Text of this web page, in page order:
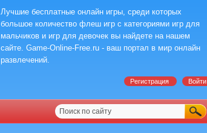
Лучшие бесплатные онлайн игры, среди которых
большое количество флеш игр с категориями игр для
мальчиков и игр для девочек вы найдете на нашем
сайте. Game-Online-Free.ru - ваш портал в мир онлайн
развлечений.
Регистрация Войти